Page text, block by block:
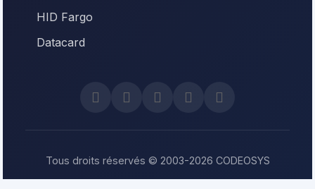
HID Fargo
Datacard
Tous droits réservés © 2003-2026 CODEOSYS